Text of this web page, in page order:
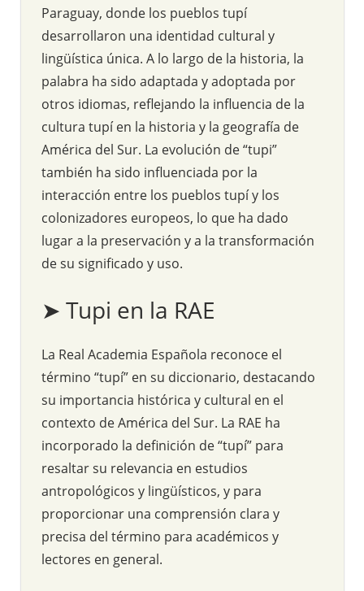
Paraguay, donde los pueblos tupí
desarrollaron una identidad cultural y
lingüística única. A lo largo de la historia, la
palabra ha sido adaptada y adoptada por
otros idiomas, reflejando la influencia de la
cultura tupí en la historia y la geografía de
América del Sur. La evolución de “tupi”
también ha sido influenciada por la
interacción entre los pueblos tupí y los
colonizadores europeos, lo que ha dado
lugar a la preservación y a la transformación
de su significado y uso.
➤ Tupi en la RAE
La Real Academia Española reconoce el
término “tupí” en su diccionario, destacando
su importancia histórica y cultural en el
contexto de América del Sur. La RAE ha
incorporado la definición de “tupí” para
resaltar su relevancia en estudios
antropológicos y lingüísticos, y para
proporcionar una comprensión clara y
precisa del término para académicos y
lectores en general.